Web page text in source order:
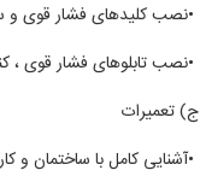
•نصب کلیدهای فشار قوی و
•نصب تابلوهای فشار قوی ،
ج) تعمیرات
•آشنایی کامل با ساختمان و